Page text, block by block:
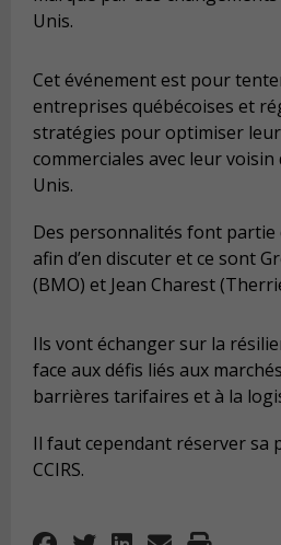
Unis.
Cet événement est pour
entreprises québécoises et
stratégies pour optimiser
commerciales avec leur voisin
Unis.
Des personnalités font partie
afin d’en discuter et ce sont
(BMO) et Jean Charest
Ils vont échanger sur la
face aux défis liés aux
barrières tarifaires et à la
Il faut cependant réserver sa
CCIRS.